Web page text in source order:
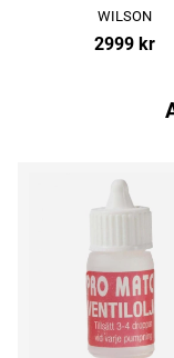
WILSON
2999 kr